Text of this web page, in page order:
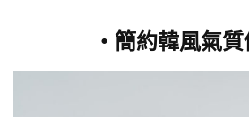
・簡約韓風氣